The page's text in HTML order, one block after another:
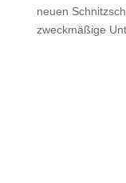
neuen
zweckmäßige